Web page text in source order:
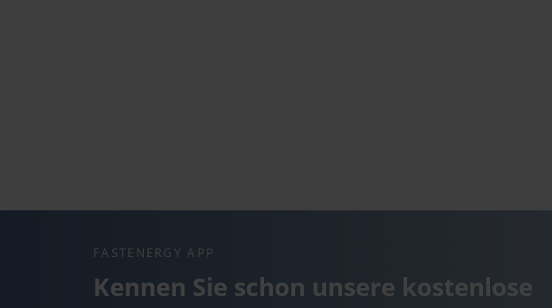
FASTENERGY APP
Kennen Sie schon unsere kostenlose